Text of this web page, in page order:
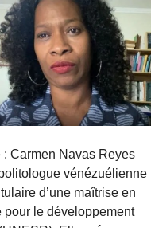
: Carmen Navas Reyes
vénézuélienne
d’une maîtrise en
pour le développement